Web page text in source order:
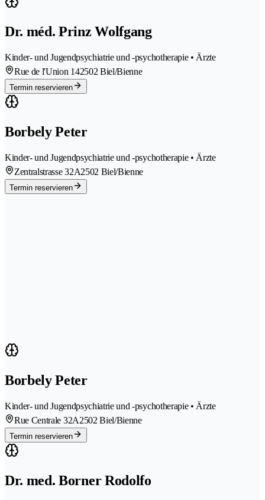
Dr. méd. Prinz Wolfgang
Kinder- und Jugendpsychiatrie und -psychotherapie • Ärzte
Rue de l'Union 142502 Biel/Bienne
Termin reservieren
Borbely Peter
Kinder- und Jugendpsychiatrie und -psychotherapie • Ärzte
Zentralstrasse 32A2502 Biel/Bienne
Termin reservieren
Borbely Peter
Kinder- und Jugendpsychiatrie und -psychotherapie • Ärzte
Rue Centrale 32A2502 Biel/Bienne
Termin reservieren
Dr. med. Borner Rodolfo